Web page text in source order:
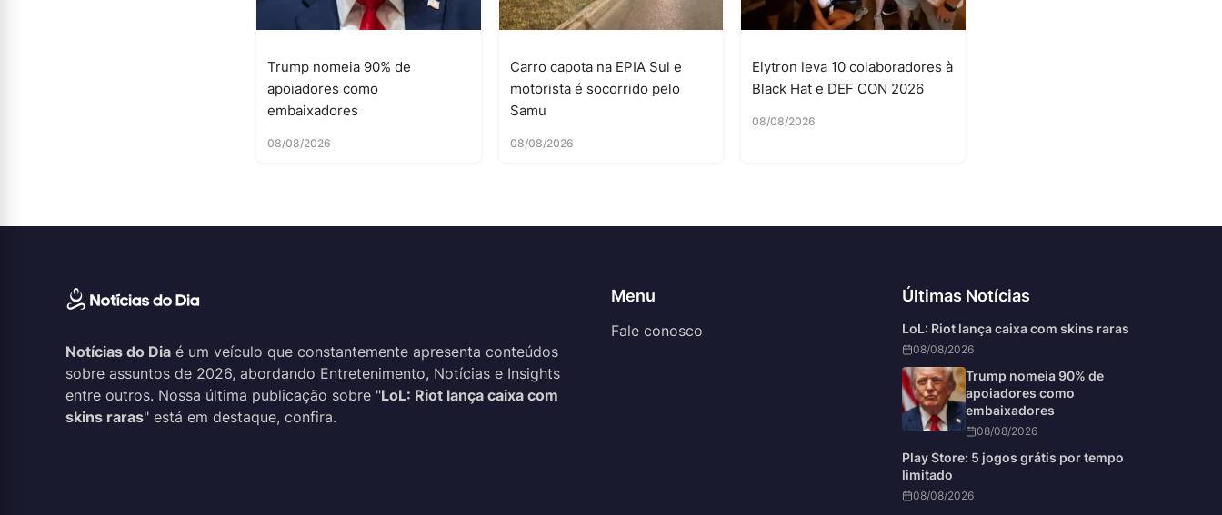
Trump nomeia 90% de
apoiadores como
embaixadores
08/08/2026
Carro capota na EPIA Sul e
motorista é socorrido pelo
Samu
08/08/2026
Elytron leva 10 colaboradores à
Black Hat e DEF CON 2026
08/08/2026
Notícias do Dia é um veículo que constantemente apresenta conteúdos
sobre assuntos de 2026, abordando Entretenimento, Notícias e Insights
entre outros. Nossa última publicação sobre "LoL: Riot lança caixa com
skins raras" está em destaque, confira.
Menu
Fale conosco
Últimas Notícias
LoL: Riot lança caixa com skins raras
08/08/2026
Trump nomeia 90% de
apoiadores como
embaixadores
08/08/2026
Play Store: 5 jogos grátis por tempo
limitado
08/08/2026